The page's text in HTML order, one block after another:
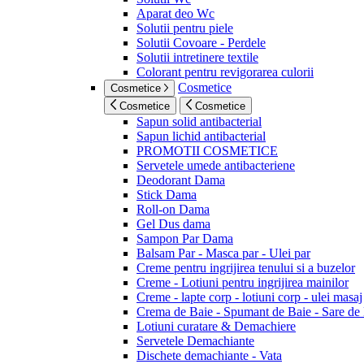
Aparat deo Wc
Solutii pentru piele
Solutii Covoare - Perdele
Solutii intretinere textile
Colorant pentru revigorarea culorii
Cosmetice Cosmetice
Cosmetice Cosmetice
Sapun solid antibacterial
Sapun lichid antibacterial
PROMOTII COSMETICE
Servetele umede antibacteriene
Deodorant Dama
Stick Dama
Roll-on Dama
Gel Dus dama
Sampon Par Dama
Balsam Par - Masca par - Ulei par
Creme pentru ingrijirea tenului si a buzelor
Creme - Lotiuni pentru ingrijirea mainilor
Creme - lapte corp - lotiuni corp - ulei masaj
Crema de Baie - Spumant de Baie - Sare de
Lotiuni curatare & Demachiere
Servetele Demachiante
Dischete demachiante - Vata